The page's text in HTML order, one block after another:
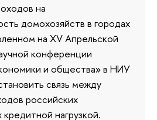
на
домохозяйств в городах
на XV Апрельской
конференции
и общества» в НИУ
связь между
российских
нагрузкой.